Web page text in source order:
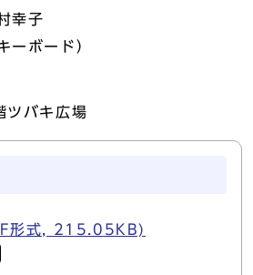
幸子
ーボード）
ツバキ広場
形式, 215.05KB)